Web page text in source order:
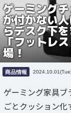
ゲーミング
が付かない
らデスク下
「フットレ
場！
商品情報
ゲーミング家具ブ
ごとクッション